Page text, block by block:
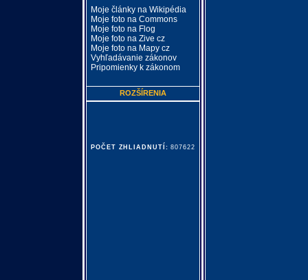
Moje články na Wikipédia
Moje foto na Commons
Moje foto na Flog
Moje foto na Zive cz
Moje foto na Mapy cz
Vyhľadávanie zákonov
Pripomienky k zákonom
ROZŠÍRENIA
POČET ZHLIADNUTÍ: 807622